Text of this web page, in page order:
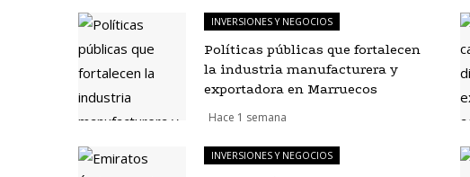
INVERSIONES Y NEGOCIOS
Políticas públicas que fortalecen
la industria manufacturera y
exportadora en Marruecos
Hace 1 semana
INVERSIONES Y NEGOCIOS